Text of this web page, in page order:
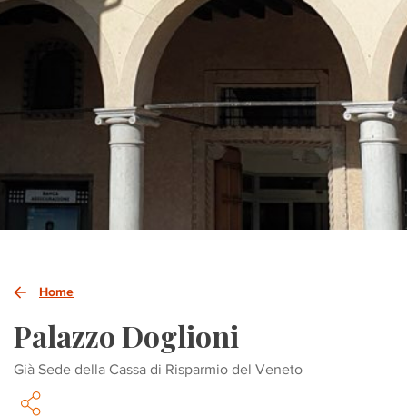
Home
Palazzo Doglioni
Già Sede della Cassa di Risparmio del Veneto